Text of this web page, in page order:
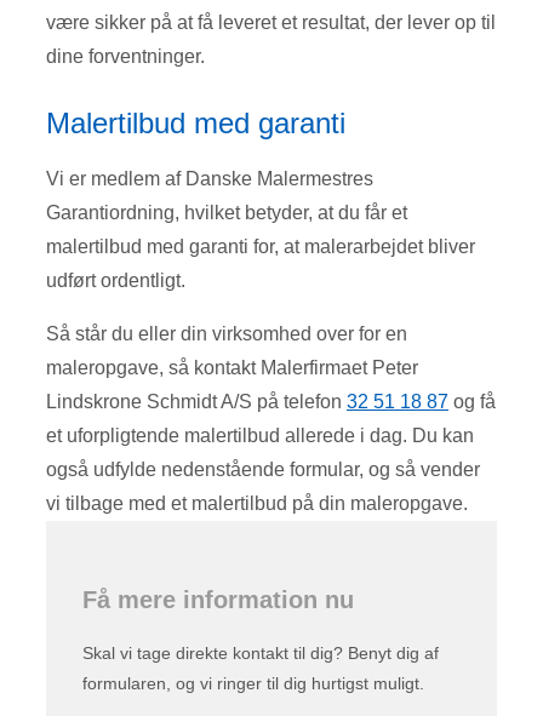
være sikker på at få leveret et resultat, der lever op til
dine forventninger.
Malertilbud med garanti
Vi er medlem af Danske Malermestres
Garantiordning, hvilket betyder, at du får et
malertilbud med garanti for, at malerarbejdet bliver
udført ordentligt.
Så står du eller din virksomhed over for en
maleropgave, så kontakt Malerfirmaet Peter
Lindskrone Schmidt A/S på telefon 32 51 18 87 og få
et uforpligtende malertilbud allerede i dag. Du kan
også udfylde nedenstående formular, og så vender
vi tilbage med et malertilbud på din maleropgave.
Få mere information nu
Skal vi tage direkte kontakt til dig? Benyt dig af
formularen, og vi ringer til dig hurtigst muligt.